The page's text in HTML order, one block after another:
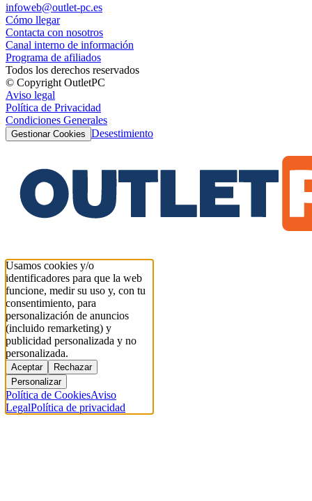
infoweb@outlet-pc.es
Cómo llegar
Contacta con nosotros
Canal interno de información
Programa de afiliados
Todos los derechos reservados
© Copyright OutletPC
Aviso legal
Política de Privacidad
Condiciones Generales
Gestionar Cookies Desestimiento
Usamos cookies y/o
identificadores para que la web
funcione, medir su uso y, con tu
consentimiento, para
personalización de anuncios
(incluido remarketing) y
publicidad personalizada y no
personalizada.
Aceptar
Rechazar
Personalizar
Política de CookiesAviso
LegalPolítica de privacidad